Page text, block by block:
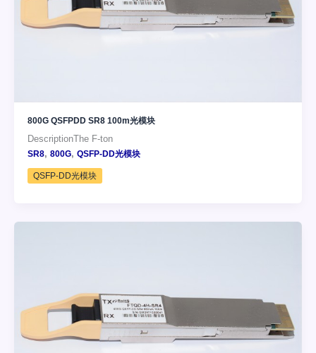
800G QSFPDD SR8 100m光模块
DescriptionThe F-ton
SR8, 800G, QSFP-DD光模块
QSFP-DD光模块